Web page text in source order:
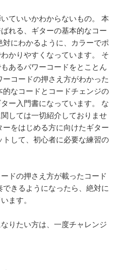
ていいかわからないもの。 本
れる、ギターの基本的なコー
対にわかるように、カラーでポ
かりやすくなっています。 そ
あるパワーコードをとことん
コードの押さえ方がわかった
なコードとコードチェンジの
ー入門書になっています。 な
しては一切紹介しておりませ
をはじめる方に向けたギター
して、初心者に必要な練習の
ドの押さえ方が載ったコード
きるようになったら、絶対に
ます。
りたい方は、一度チャレンジ